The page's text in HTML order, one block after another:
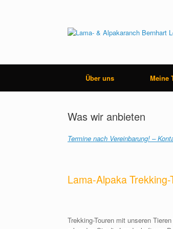
Über uns Meine
Was wir anbieten
Termine nach Vereinbarung! –
Lama-Alpaka Trekking-
Trekking-Touren mit unseren